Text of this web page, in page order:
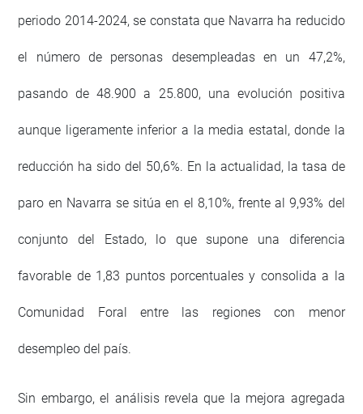
periodo 2014-2024, se constata que Navarra ha reducido
el número de personas desempleadas en un 47,2%,
pasando de 48.900 a 25.800, una evolución positiva
aunque ligeramente inferior a la media estatal, donde la
reducción ha sido del 50,6%. En la actualidad, la tasa de
paro en Navarra se sitúa en el 8,10%, frente al 9,93% del
conjunto del Estado, lo que supone una diferencia
favorable de 1,83 puntos porcentuales y consolida a la
Comunidad Foral entre las regiones con menor
desempleo del país.
Sin embargo, el análisis revela que la mejora agregada